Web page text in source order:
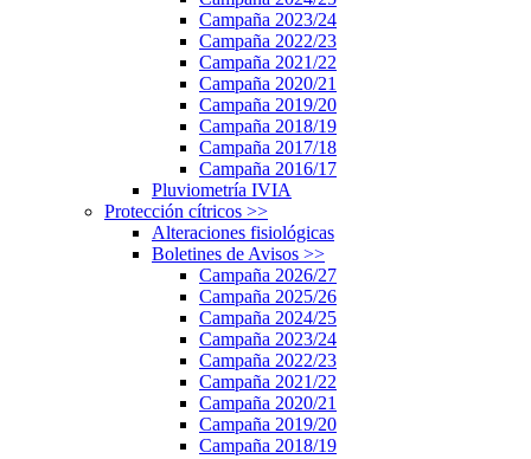
Campaña 2023/24
Campaña 2022/23
Campaña 2021/22
Campaña 2020/21
Campaña 2019/20
Campaña 2018/19
Campaña 2017/18
Campaña 2016/17
Pluviometría IVIA
Protección cítricos >>
Alteraciones fisiológicas
Boletines de Avisos >>
Campaña 2026/27
Campaña 2025/26
Campaña 2024/25
Campaña 2023/24
Campaña 2022/23
Campaña 2021/22
Campaña 2020/21
Campaña 2019/20
Campaña 2018/19